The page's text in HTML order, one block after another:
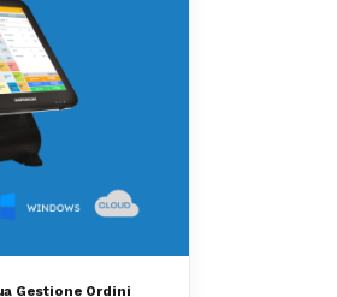
Gestione Ordini